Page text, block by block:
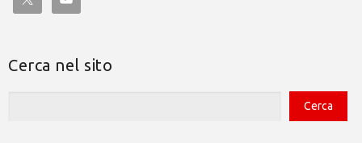
Cerca nel sito